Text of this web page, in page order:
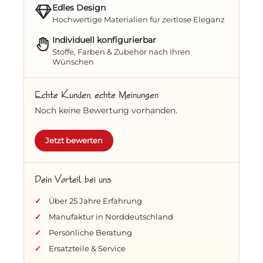
Haubenabschluss mit klassischer
zum Detail
Integrierter Witterungsschutz in der
Haube– optimaler Schutz vor Wind und
Regen
Bequeme Festpolster und ein Set
Nackenkissen
Klapptisch rechts
zwischendurch
Rückholmechanik– für einfache und
bequeme Verstellmöglichkeiten
Edles Design
Hochwertige Materialien für zeitlose Eleganz
Individuell konfigurierbar
Stoffe, Farben & Zubehör nach Ihren
Wünschen
Echte Kunden, echte Meinungen
Noch keine Bewertung vorhanden.
Jetzt bewerten
Dein Vorteil bei uns
Über 25 Jahre Erfahrung
Manufaktur in Norddeutschland
Persönliche Beratung
Ersatzteile & Service